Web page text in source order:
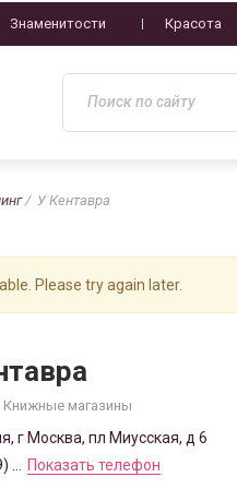
Знаменитости Красота
У Кентавра
Please try again later.
Книжные магазины
г Москва, пл Миусская, д 6
Показать телефон